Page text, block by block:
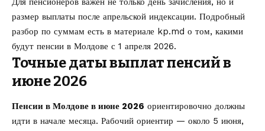
размер выплаты после апрельской индексации. Подробный
разбор по суммам есть в материале kp.md о том, какими
будут пенсии в Молдове с 1 апреля 2026.
Точные даты выплат пенсий в
июне 2026
Пенсии в Молдове в июне 2026 ориентировочно должны
идти в начале месяца. Рабочий ориентир — около 5 июня,